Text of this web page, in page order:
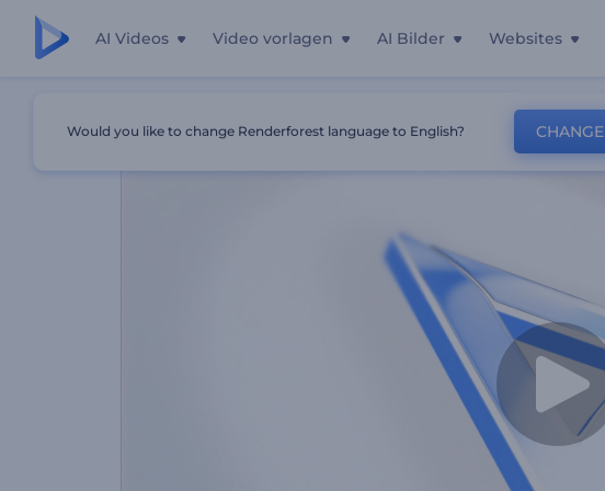
AI Videos Video vorlagen AI Bilder Websites
Would you like to change Renderforest language to English? CHANGE